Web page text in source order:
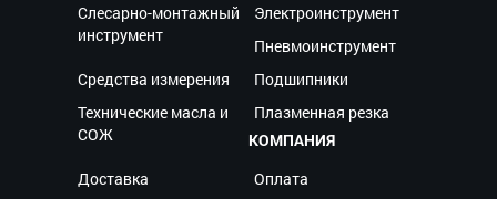
Слесарно-монтажный
инструмент
Электроинструмент
Пневмоинструмент
Средства измерения
Подшипники
Технические масла и
СОЖ
Плазменная резка
КОМПАНИЯ
Доставка
Оплата